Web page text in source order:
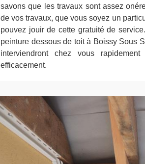
savons que les travaux sont assez
de vos travaux, que vous soyez un
pouvez jouir de cette gratuité de
peinture dessous de toit à Boissy Sous
interviendront chez vous
efficacement.